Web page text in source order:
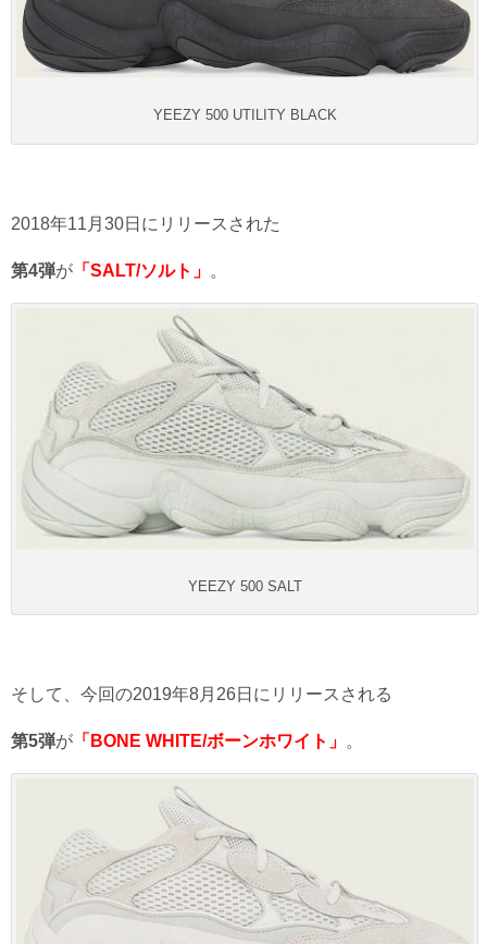
YEEZY 500 UTILITY BLACK
2018年11月30日にリリースされた
第4弾が 「SALT/ソルト」 。
YEEZY 500 SALT
そして、今回の2019年8月26日にリリースされる
第5弾が 「BONE WHITE/ボーンホワイト 」 。